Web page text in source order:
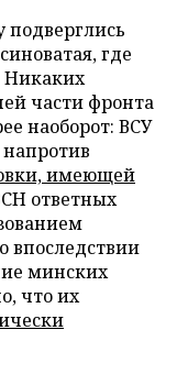
подверглись
где
Никаких
части фронта
наоборот: ВСУ
имеющей
ответных
впоследствии
минских
что их